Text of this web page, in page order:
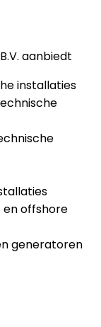
aanbiedt
installaties
en offshore
generatoren